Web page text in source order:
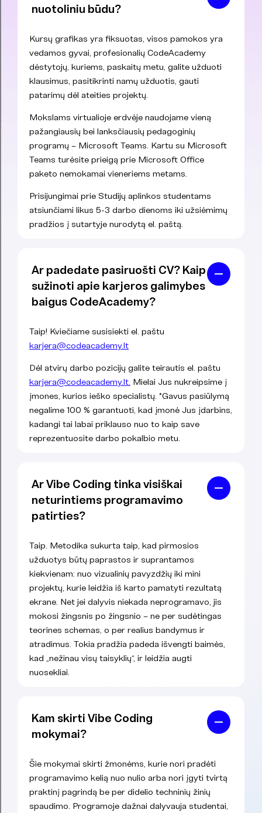
nuotoliniu būdu?
Kursų grafikas yra fiksuotas, visos pamokos yra
vedamos gyvai, profesionalių CodeAcademy
dėstytojų, kuriems, paskaitų metu, galite užduoti
klausimus, pasitikrinti namų užduotis, gauti
patarimų dėl ateities projektų.
Mokslams virtualioje erdvėje naudojame vieną
pažangiausių bei lanksčiausių pedagoginių
programų – Microsoft Teams. Kartu su Microsoft
Teams turėsite prieigą prie Microsoft Office
paketo nemokamai vieneriems metams.
Prisijungimai prie Studijų aplinkos studentams
atsiunčiami likus 5-3 darbo dienoms iki užsiėmimų
pradžios į sutartyje nurodytą el. paštą.
Ar padedate pasiruošti CV? Kaip
sužinoti apie karjeros galimybes
baigus CodeAcademy?
Taip! Kviečiame susisiekti el. paštu
karjera@codeacademy.lt
Dėl atvirų darbo pozicijų galite teirautis el. paštu
karjera@codeacademy.lt. Mielai Jus nukreipsime į
įmones, kurios ieško specialistų. *Gavus pasiūlymą
negalime 100 % garantuoti, kad įmonė Jus įdarbins,
kadangi tai labai priklauso nuo to kaip save
reprezentuosite darbo pokalbio metu.
Ar Vibe Coding tinka visiškai
neturintiems programavimo
patirties?
Taip. Metodika sukurta taip, kad pirmosios
užduotys būtų paprastos ir suprantamos
kiekvienam: nuo vizualinių pavyzdžių iki mini
projektų, kurie leidžia iš karto pamatyti rezultatą
ekrane. Net jei dalyvis niekada neprogramavo, jis
mokosi žingsnis po žingsnio – ne per sudėtingas
teorines schemas, o per realius bandymus ir
atradimus. Tokia pradžia padeda išvengti baimės,
kad „nežinau visų taisyklių“, ir leidžia augti
nuosekliai.
Kam skirti Vibe Coding
mokymai?
Šie mokymai skirti žmonėms, kurie nori pradėti
programavimo kelią nuo nulio arba nori įgyti tvirtą
praktinį pagrindą be per didelio techninių žinių
spaudimo. Programoje dažnai dalyvauja studentai,